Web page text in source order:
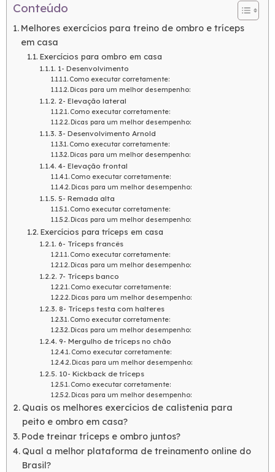
Conteúdo
Melhores exercícios para treino de ombro e tríceps
em casa
Exercícios para ombro em casa
1- Desenvolvimento
Como executar corretamente:
Dicas para um melhor desempenho:
2- Elevação lateral
Como executar corretamente:
Dicas para um melhor desempenho:
3- Desenvolvimento Arnold
Como executar corretamente:
Dicas para um melhor desempenho:
4- Elevação frontal
Como executar corretamente:
Dicas para um melhor desempenho:
5- Remada alta
Como executar corretamente:
Dicas para um melhor desempenho:
Exercícios para tríceps em casa
6- Tríceps francês
Como executar corretamente:
Dicas para um melhor desempenho:
7- Tríceps banco
Como executar corretamente:
Dicas para um melhor desempenho:
8- Tríceps testa com halteres
Como executar corretamente:
Dicas para um melhor desempenho:
9- Mergulho de tríceps no chão
Como executar corretamente:
Dicas para um melhor desempenho:
10- Kickback de tríceps
Como executar corretamente:
Dicas para um melhor desempenho:
Quais os melhores exercícios de calistenia para
peito e ombro em casa?
Pode treinar tríceps e ombro juntos?
Qual a melhor plataforma de treinamento online do
Brasil?